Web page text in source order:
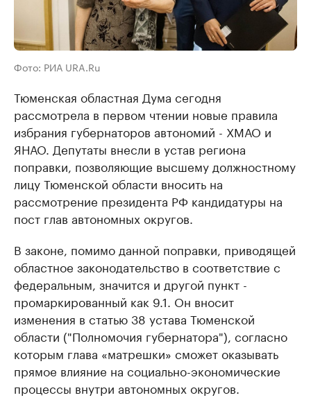
Фото: РИА URA.Ru
Тюменская областная Дума сегодня
рассмотрела в первом чтении новые правила
избрания губернаторов автономий - ХМАО и
ЯНАО. Депутаты внесли в устав региона
поправки, позволяющие высшему должностному
лицу Тюменской области вносить на
рассмотрение президента РФ кандидатуры на
пост глав автономных округов.
В законе, помимо данной поправки, приводящей
областное законодательство в соответствие с
федеральным, значится и другой пункт -
промаркированный как 9.1. Он вносит
изменения в статью 38 устава Тюменской
области ("Полномочия губернатора"), согласно
которым глава «матрешки» сможет оказывать
прямое влияние на социально-экономические
процессы внутри автономных округов.